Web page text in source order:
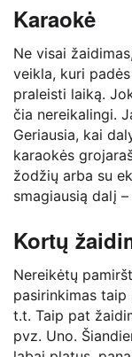
Karaokė
Ne visai
veikla, kuri
praleisti laiką.
čia nereikalingi.
Geriausia, kai
karaokės
žodžių arba su
smagiausią dalį
Kortų
Nereikėtų
pasirinkimas
t.t. Taip pat
pvz. Uno.